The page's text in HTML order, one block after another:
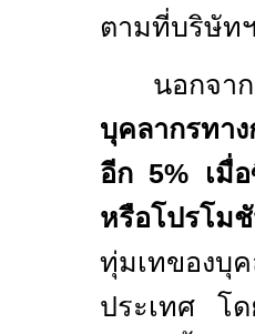
ตามที่บริษัท
นอกจา
บุคลากรทา
อีก5% เมื่
หรือโปรโ
ทุ่มเทของบุ
ประเทศ โ